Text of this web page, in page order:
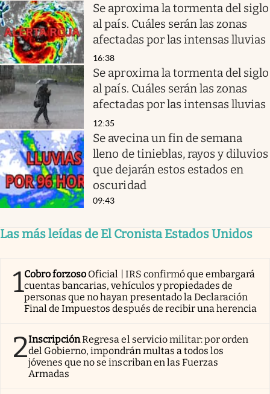
Se aproxima la tormenta del siglo
al país. Cuáles serán las zonas
afectadas por las intensas lluvias
16:38
Se aproxima la tormenta del siglo
al país. Cuáles serán las zonas
afectadas por las intensas lluvias
12:35
Se avecina un fin de semana
lleno de tinieblas, rayos y diluvios
que dejarán estos estados en
oscuridad
09:43
Las más leídas de El Cronista Estados Unidos
1Cobro forzoso Oficial | IRS confirmó que embargará
cuentas bancarias, vehículos y propiedades de
personas que no hayan presentado la Declaración
Final de Impuestos después de recibir una herencia
2InscripciónRegresa el servicio militar: por orden
del Gobierno, impondrán multas a todos los
jóvenes que no se inscriban en las Fuerzas
Armadas